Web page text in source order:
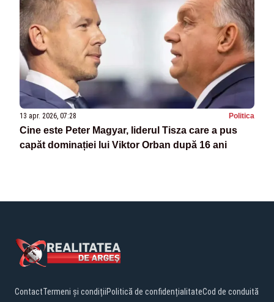
13 apr. 2026, 07:28 Politica
Cine este Peter Magyar, liderul Tisza care a pus
capăt dominației lui Viktor Orban după 16 ani
ContactTermeni și condițiiPolitică de confidențialitateCod de conduită